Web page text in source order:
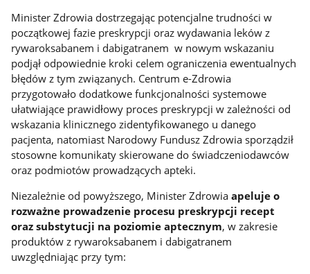
Minister Zdrowia dostrzegając potencjalne trudności w
początkowej fazie preskrypcji oraz wydawania leków z
rywaroksabanem i dabigatranem w nowym wskazaniu
podjął odpowiednie kroki celem ograniczenia ewentualnych
błędów z tym związanych. Centrum e-Zdrowia
przygotowało dodatkowe funkcjonalności systemowe
ułatwiające prawidłowy proces preskrypcji w zależności od
wskazania klinicznego zidentyfikowanego u danego
pacjenta, natomiast Narodowy Fundusz Zdrowia sporządził
stosowne komunikaty skierowane do świadczeniodawców
oraz podmiotów prowadzących apteki.
Niezależnie od powyższego, Minister Zdrowiaapeluje o
rozważne prowadzenie procesu preskrypcji recept
oraz substytucji na poziomie aptecznym,w zakresie
produktów z rywaroksabanem i dabigatranem
uwzględniając przy tym: